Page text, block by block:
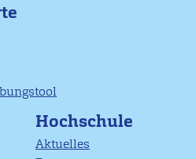
Hochschule
Aktuelles